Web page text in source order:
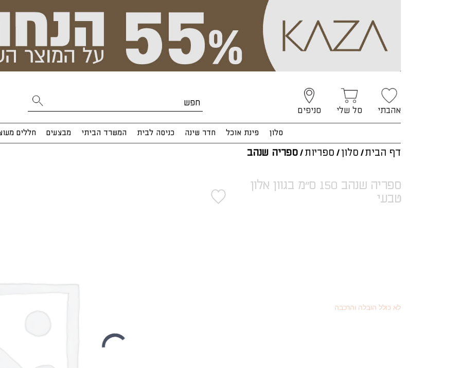
אהבתי סל שלי סניפים
סלון פינת אוכל חדר שינה כניסה לבית המשרד הביתי מבצעים חללים
דף הבית/ סלון / ספריות /ספריה שנהב
ספריה שנהב 150 ס"מ בגוון אלון
טבעי
לא כולל הובלה והרכבה